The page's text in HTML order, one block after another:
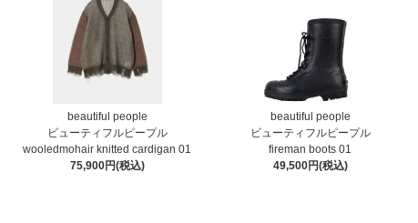
beautiful people
ビューティフルピープル
wooledmohair knitted cardigan 01
75,900円(税込)
beautiful people
ビューティフルピープル
fireman boots 01
49,500円(税込)